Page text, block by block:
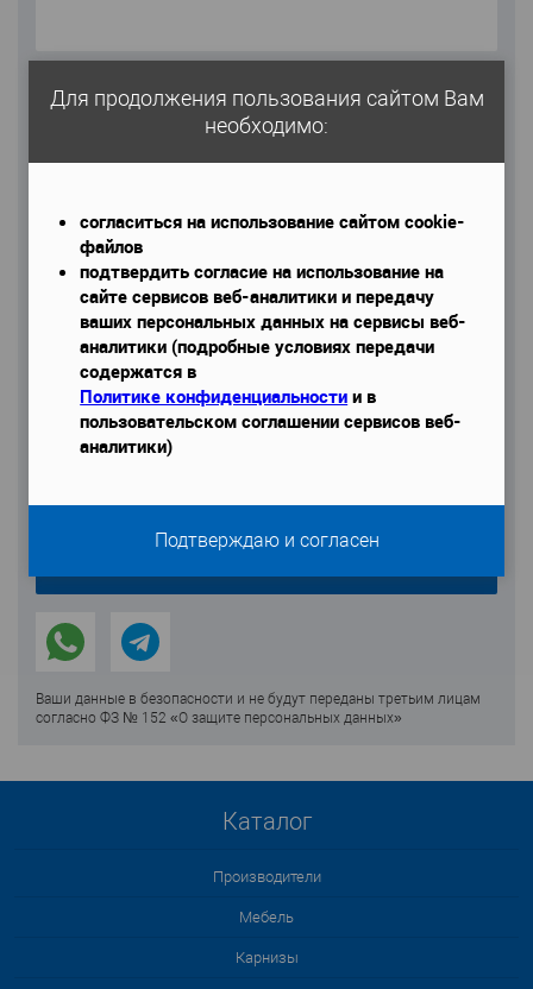
Даю согласие на обработку моих персональных данных
Ваши данные в безопасности и не будут переданы третьим лицам
согласно ФЗ № 152 «О защите персональных данных»
Каталог
Производители
Мебель
Карнизы
Для продолжения пользования сайтом Вам
необходимо:
согласиться на использование сайтом cookie-
файлов
подтвердить согласие на использование на
сайте сервисов веб-аналитики и передачу
ваших персональных данных на сервисы веб-
аналитики (подробные условиях передачи
содержатся в
Политике конфиденциальности и в
пользовательском соглашении сервисов веб-
аналитики)
Подтверждаю и согласен